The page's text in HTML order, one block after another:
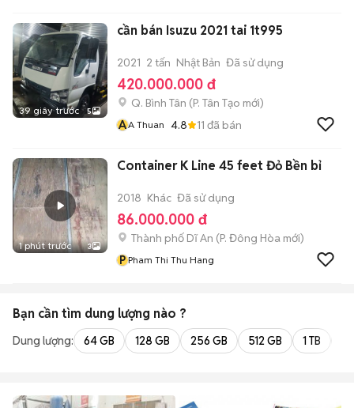
39 giây trước 5
cần bán Isuzu 2021 tai 1t995
2021 2 tấn Nhật Bản Đã sử dụng
420.000.000 đ
Q. Bình Tân (P. Tân Tạo mới)
AA Thuan 4.8 11 đã bán
1 phút trước 3
Container K Line 45 feet Đỏ Bền bỉ
2018 Khác Đã sử dụng
86.000.000 đ
Thành phố Dĩ An (P. Đông Hòa mới)
P Pham Thi Thu Hang
Bạn cần tìm dung lượng nào ?
Dung lượng: 64 GB 128 GB 256 GB 512 GB 1 TB